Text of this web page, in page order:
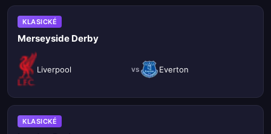
KLASICKÉ
Merseyside Derby
Liverpool vs Everton
KLASICKÉ